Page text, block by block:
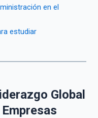
en el
estudiar
Global